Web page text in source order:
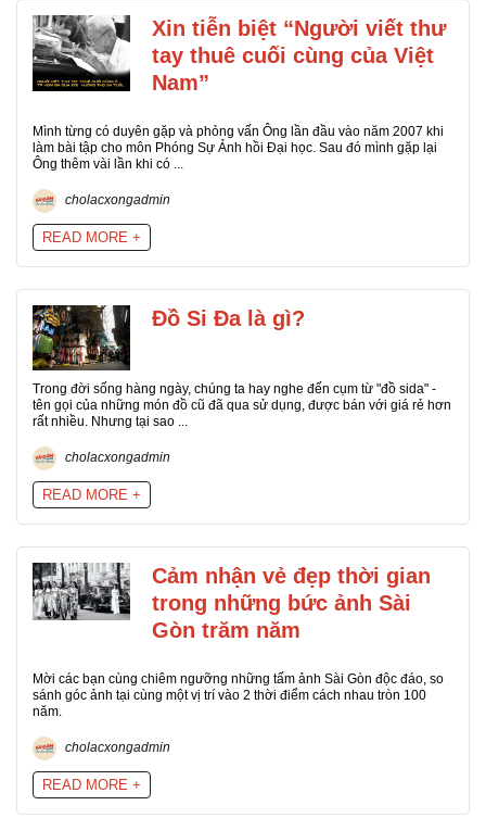
Xin tiễn biệt “Người viết thư
tay thuê cuối cùng của Việt
Nam”
Mình từng có duyên gặp và phỏng vấn Ông lần đầu vào năm 2007 khi
làm bài tập cho môn Phóng Sự Ảnh hồi Đại học. Sau đó mình gặp lại
Ông thêm vài lần khi có ...
cholacxongadmin
READ MORE +
Đồ Si Đa là gì?
Trong đời sống hàng ngày, chúng ta hay nghe đến cụm từ "đồ sida" -
tên gọi của những món đồ cũ đã qua sử dụng, được bán với giá rẻ hơn
rất nhiều. Nhưng tại sao ...
cholacxongadmin
READ MORE +
Cảm nhận vẻ đẹp thời gian
trong những bức ảnh Sài
Gòn trăm năm
Mời các bạn cùng chiêm ngưỡng những tấm ảnh Sài Gòn độc đáo, so
sánh góc ảnh tại cùng một vị trí vào 2 thời điểm cách nhau tròn 100
năm.
cholacxongadmin
READ MORE +